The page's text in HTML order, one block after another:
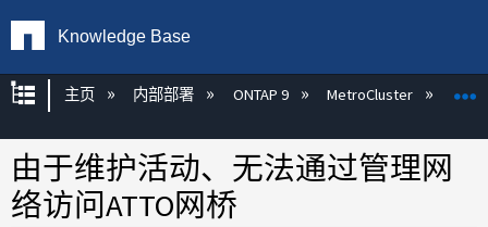
Knowledge Base
扩展/隐缩全局层次
主页 内部部署 ONTAP 9 MetroCluster
由于维护活动、无法通过管理网
络访问ATTO网桥